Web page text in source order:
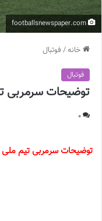
خانه/ فوتبال
فوتبال
توضیحات سرمربی
0
توضیحات سرمربی تیم ملی